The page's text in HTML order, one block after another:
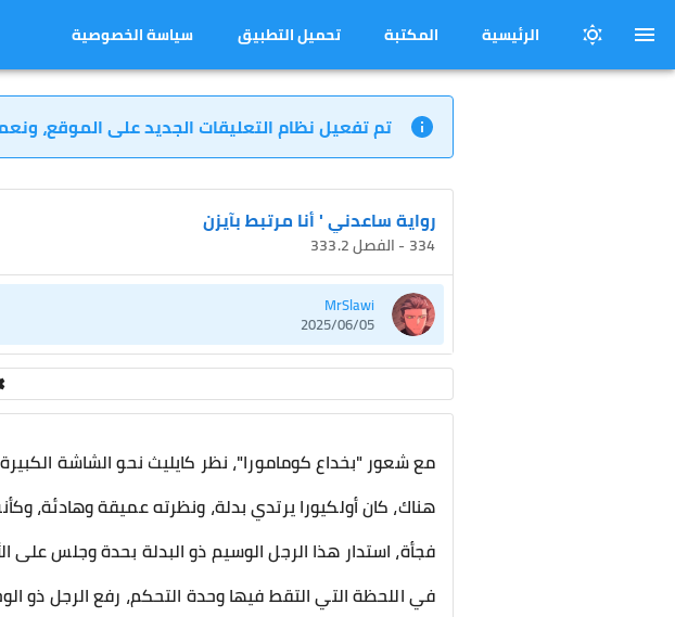
الرئيسية المكتبة تحميل التطبيق سياسة الخصوصية
تم تفعيل نظام التعليقات الجديد على الموقع،
رواية ساعدني ' أنا مرتبط بآيزن
334 - الفصل 333.2
MrSlawi
2025/06/05
مع شعور "بخداع كومامورا"، نظر كايليث نحو الشاشة
هناك، كان أولكيورا يرتدي بدلة، ونظرته عميقة وهادئة،
فجأة، استدار هذا الرجل الوسيم ذو البدلة بحدة وجلس على
في اللحظة التي التقط فيها وحدة التحكم، رفع الرجل ذو